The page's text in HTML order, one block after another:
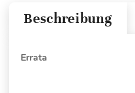
Beschreibung
Errata